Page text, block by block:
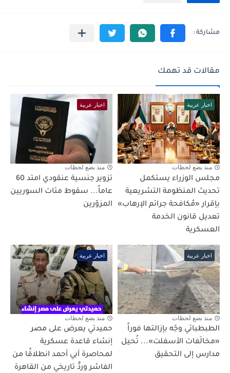
مقالات قد تهمك
اخبار عربية
منذ بضع لحظات
مجلس الوزراء يستكمل
تحديث المنظومة التشريعية
بإقرار «مُكافحة جرائم الإرهاب»
تعديل قانون الخدمة
العسكرية
اخبار عربية
منذ بضع لحظات
تزوير جنسية عنقودي امتد 60
عاماً... سقوط مئات السوريين
المزوّرين
اخبار عربية
منذ بضع لحظات
الطبطبائي وجّه بإزالتها فوراً
«مخالَفات الأسفلت»... تُحيل
مدارس إلى التحقيق
اخبار عربية
منذ بضع لحظات
حميدتي يعرض على مصر
إنشاء قاعدة عسكرية
لمحاصرة آبي أحمد انطلاقًا من
الفاشر وردٌّ تاريخي من القاهرة